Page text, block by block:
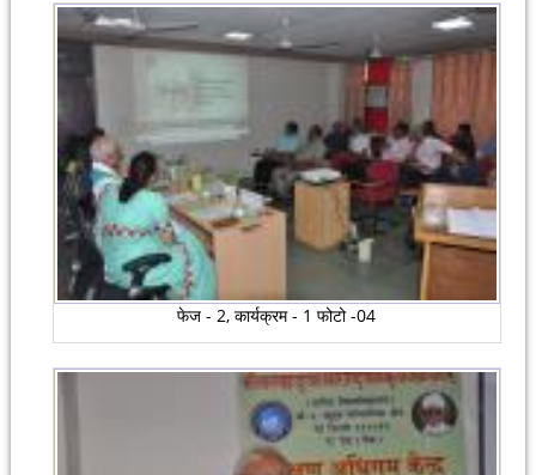
फेज - 2, कार्यक्रम - 1 फोटो -04